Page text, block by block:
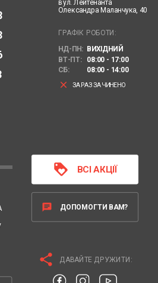
вул. Лейтенанта
Олександра Маланчука, 40
ГРАФІК РОБОТИ:
НД-ПН: ВИХІДНИЙ
ВТ-ПТ:
08:00 - 17:00
СБ:
08:00 - 14:00
clear ЗАРАЗ ЗАЧИНЕНО
loyalty ВСІ АКЦІЇ
chat ДОПОМОГТИ ВАМ?
share ДАВАЙТЕ ДРУЖИТИ: